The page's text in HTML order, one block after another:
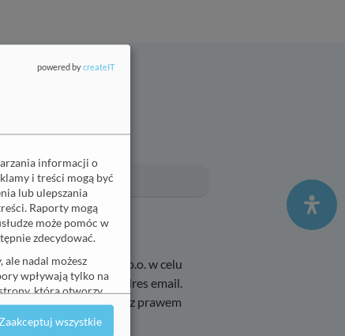
Przychodnia Sp. z o.o. w celu
na podany adres email.
wpływa na zgodność z prawem
informacji o
i treści mogą być
lub ulepszania
Raporty mogą
może pomóc w
zdecydować.
nadal możesz
wpływają tylko na
która otworzy
Zaakceptuj wszystkie
powered bycreateIT